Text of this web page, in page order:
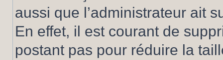
aussi que l’administrateur ait
En effet, il est courant de
postant pas pour réduire la